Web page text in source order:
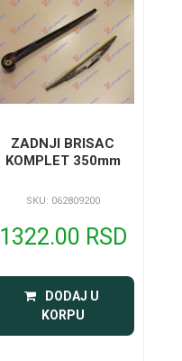
ZADNJI BRISAC
KOMPLET 350mm
SKU: 062809200
1322.00 RSD
DODAJ U
KORPU